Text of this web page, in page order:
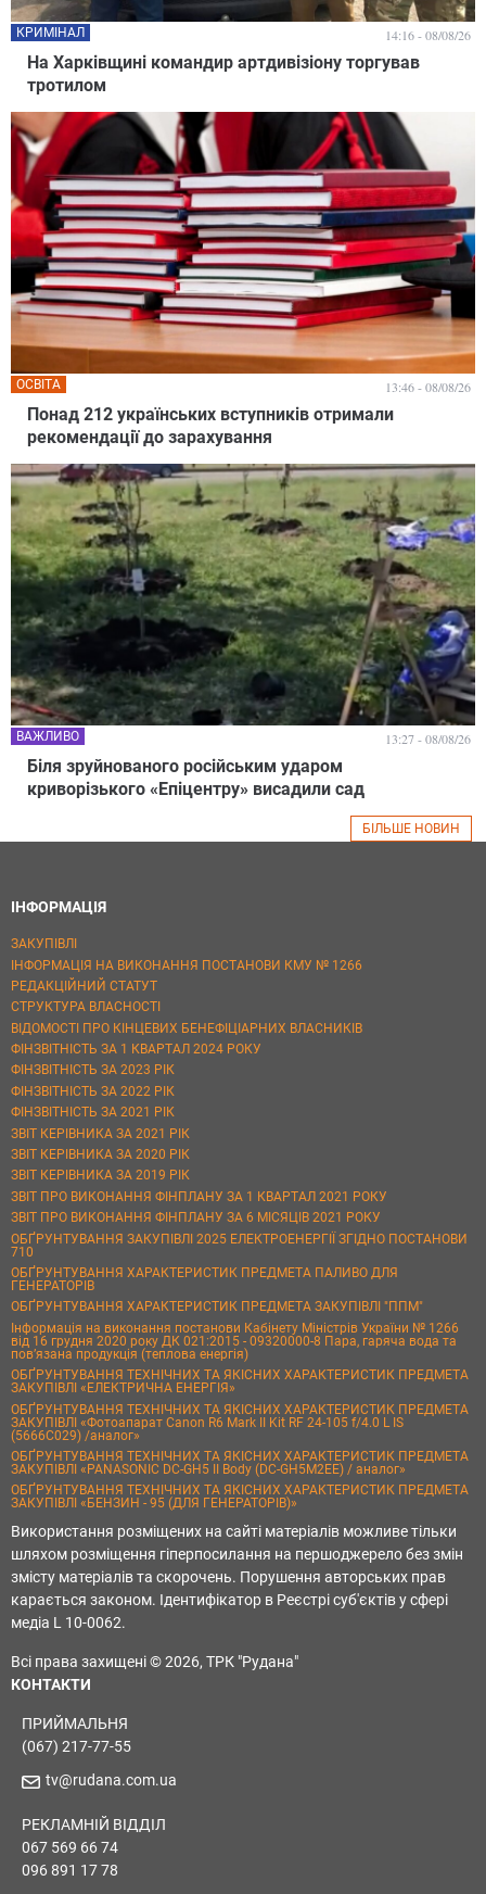
На Харківщині командир артдивізіону торгував
тротилом
КРИМІНАЛ 14:16 - 08/08/26
Понад 212 українських вступників отримали
рекомендації до зарахування
ОСВІТА 13:46 - 08/08/26
Біля зруйнованого російським ударом
криворізького «Епіцентру» висадили сад
ВАЖЛИВО 13:27 - 08/08/26
БІЛЬШЕ НОВИН
ІНФОРМАЦІЯ
ЗАКУПІВЛІ
ІНФОРМАЦІЯ НА ВИКОНАННЯ ПОСТАНОВИ КМУ № 1266
РЕДАКЦІЙНИЙ СТАТУТ
СТРУКТУРА ВЛАСНОСТІ
ВІДОМОСТІ ПРО КІНЦЕВИХ БЕНЕФІЦІАРНИХ ВЛАСНИКІВ
ФІНЗВІТНІСТЬ ЗА 1 КВАРТАЛ 2024 РОКУ
ФІНЗВІТНІСТЬ ЗА 2023 РІК
ФІНЗВІТНІСТЬ ЗА 2022 РІК
ФІНЗВІТНІСТЬ ЗА 2021 РІК
ЗВІТ КЕРІВНИКА ЗА 2021 РІК
ЗВІТ КЕРІВНИКА ЗА 2020 РІК
ЗВІТ КЕРІВНИКА ЗА 2019 РІК
ЗВІТ ПРО ВИКОНАННЯ ФІНПЛАНУ ЗА 1 КВАРТАЛ 2021 РОКУ
ЗВІТ ПРО ВИКОНАННЯ ФІНПЛАНУ ЗА 6 МІСЯЦІВ 2021 РОКУ
ОБҐРУНТУВАННЯ ЗАКУПІВЛІ 2025 ЕЛЕКТРОЕНЕРГІЇ ЗГІДНО ПОСТАНОВИ
710
ОБҐРУНТУВАННЯ ХАРАКТЕРИСТИК ПРЕДМЕТА ПАЛИВО ДЛЯ
ГЕНЕРАТОРІВ
ОБҐРУНТУВАННЯ ХАРАКТЕРИСТИК ПРЕДМЕТА ЗАКУПІВЛІ "ППМ"
Інформація на виконання постанови Кабінету Міністрів України № 1266
від 16 грудня 2020 року ДК 021:2015 - 09320000-8 Пара, гаряча вода та
пов’язана продукція (теплова енергія)
ОБҐРУНТУВАННЯ ТЕХНІЧНИХ ТА ЯКІСНИХ ХАРАКТЕРИСТИК ПРЕДМЕТА
ЗАКУПІВЛІ «ЕЛЕКТРИЧНА ЕНЕРГІЯ»
ОБҐРУНТУВАННЯ ТЕХНІЧНИХ ТА ЯКІСНИХ ХАРАКТЕРИСТИК ПРЕДМЕТА
ЗАКУПІВЛІ «Фотоапарат Canon R6 Mark II Kit RF 24-105 f/4.0 L IS
(5666C029) /аналог»
ОБҐРУНТУВАННЯ ТЕХНІЧНИХ ТА ЯКІСНИХ ХАРАКТЕРИСТИК ПРЕДМЕТА
ЗАКУПІВЛІ «PANASONIC DC-GH5 II Body (DC-GH5M2EE) / аналог»
ОБҐРУНТУВАННЯ ТЕХНІЧНИХ ТА ЯКІСНИХ ХАРАКТЕРИСТИК ПРЕДМЕТА
ЗАКУПІВЛІ «БЕНЗИН - 95 (ДЛЯ ГЕНЕРАТОРІВ)»
Використання розміщених на сайті матеріалів можливе тільки
шляхом розміщення гіперпосилання на першоджерело без змін
змісту матеріалів та скорочень. Порушення авторських прав
карається законом. Ідентифікатор в Реєстрі суб'єктів у сфері
медіа L 10-0062.
Всі права захищені © 2026, ТРК "Рудана"
КОНТАКТИ
ПРИЙМАЛЬНЯ
(067) 217-77-55
tv@rudana.com.ua
РЕКЛАМНІЙ ВІДДІЛ
067 569 66 74
096 891 17 78